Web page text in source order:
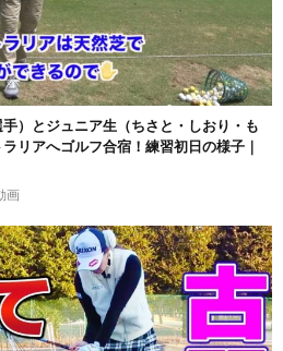
）とジュニア生（ちさと・しおり・も
リアへゴルフ合宿！練習初日の様子｜
画